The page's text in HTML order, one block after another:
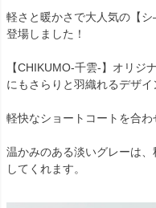
軽さと暖かさで大人気の【
登場しました！
【CHIKUMO-千雲-】オリジ
にもさらりと羽織れるデザイ
軽快なショートコートを合わ
温かみのある淡いグレーは
してくれます。